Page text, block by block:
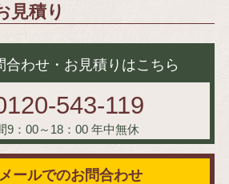
見積り
合わせ・お見積りはこちら
543-119
9：00～18：00 年中無休
メールでのお問合わせ